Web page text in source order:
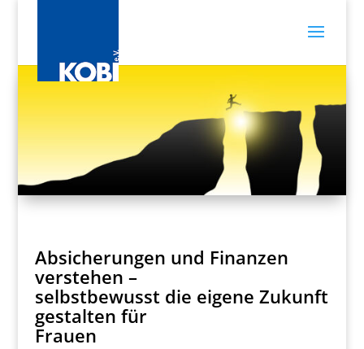
Absicherungen und Finanzen
verstehen –
selbstbewusst die eigene Zukunft
gestalten für
Frauen